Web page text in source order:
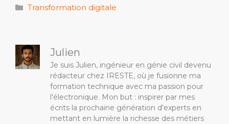
Catégories
Transformation digitale
Julien
Je suis Julien, ingénieur en génie civil devenu
rédacteur chez IRESTE, où je fusionne ma
formation technique avec ma passion pour
l'électronique. Mon but : inspirer par mes
écrits la prochaine génération d'experts en
mettant en lumière la richesse des métiers